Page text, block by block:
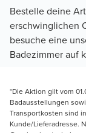
Bestelle deine
erschwinglichen
besuche eine
Badezimmer auf
*Die Aktion gilt vom
Badausstellungen
Transportkosten sind
Kunde/Lieferadresse.